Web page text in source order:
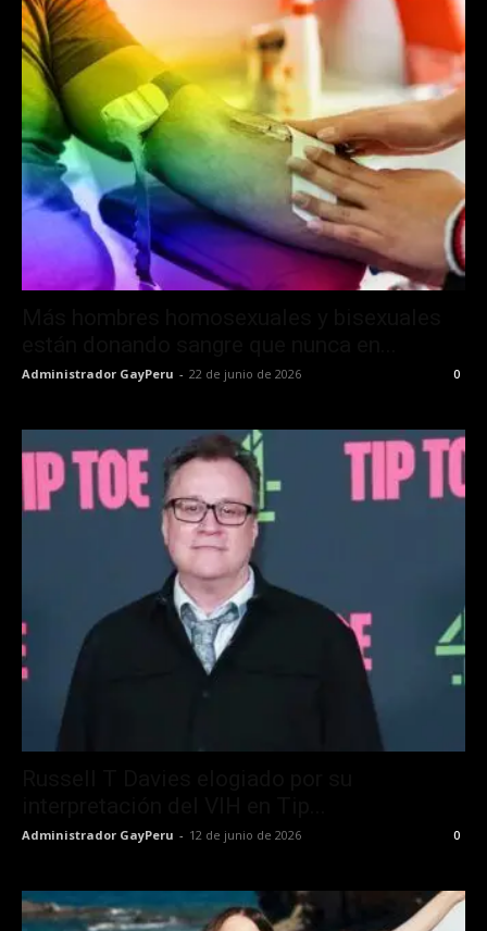
Administrador GayPeru - 22 de junio de 2026 0
Administrador GayPeru - 12 de junio de 2026 0